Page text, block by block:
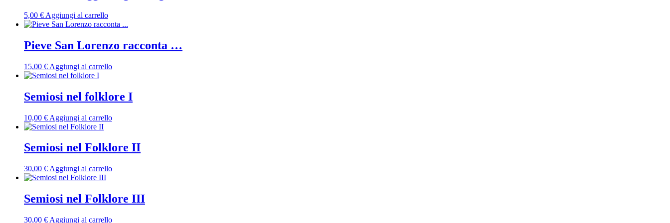
5,00 € Aggiungi al carrello
Pieve San Lorenzo racconta …
15,00 € Aggiungi al carrello
Semiosi nel folklore I
10,00 € Aggiungi al carrello
Semiosi nel Folklore II
30,00 € Aggiungi al carrello
Semiosi nel Folklore III
30,00 € Aggiungi al carrello